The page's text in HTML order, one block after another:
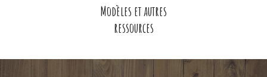
Modèles et autres
ressources